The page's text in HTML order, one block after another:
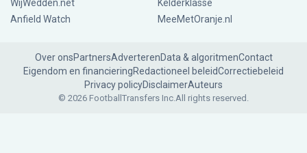
WijWedden.net
Kelderklasse
Anfield Watch
MeeMetOranje.nl
Over onsPartnersAdverterenData & algoritmenContact
Eigendom en financieringRedactioneel beleidCorrectiebeleid
Privacy policyDisclaimerAuteurs
© 2026 FootballTransfers Inc.All rights reserved.